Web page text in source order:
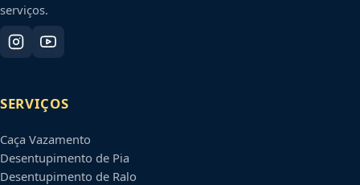
serviços.
SERVIÇOS
Caça Vazamento
Desentupimento de Pia
Desentupimento de Ralo